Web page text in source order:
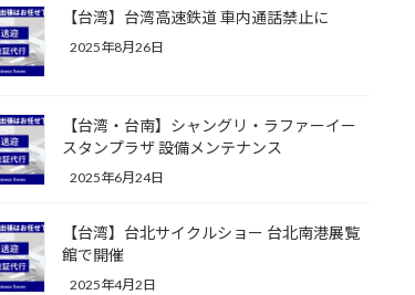
【台湾】台湾高速鉄道 車内通話禁止に
2025年8月26日
【台湾・台南】シャングリ・ラファーイー
スタンプラザ 設備メンテナンス
2025年6月24日
【台湾】台北サイクルショー 台北南港展覧
館で開催
2025年4月2日